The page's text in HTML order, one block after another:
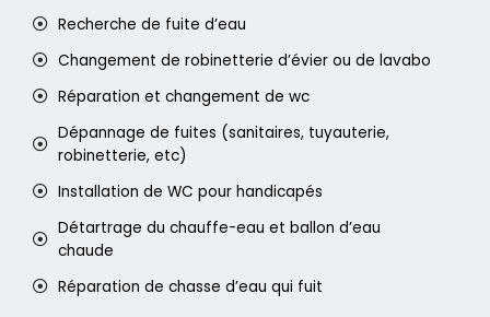
Recherche de fuite d’eau
Changement de robinetterie d’évier ou de lavabo
Réparation et changement de wc
Dépannage de fuites (sanitaires, tuyauterie,
robinetterie, etc)
Installation de WC pour handicapés
Détartrage du chauffe-eau et ballon d’eau
chaude
Réparation de chasse d’eau qui fuit